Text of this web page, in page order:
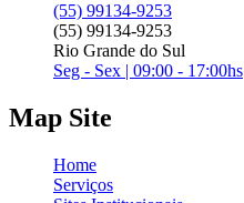
(55) 99134-9253
(55) 99134-9253
Rio Grande do Sul
Seg - Sex | 09:00 - 17:00hs
Map Site
Home
Serviços